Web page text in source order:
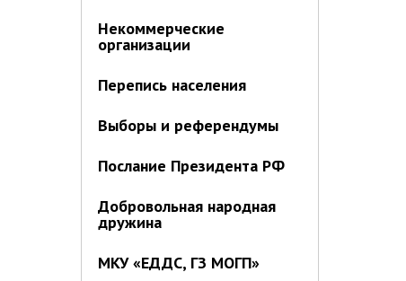
Некоммерческие
организации
Перепись населения
Выборы и референдумы
Послание Президента РФ
Добровольная народная
дружина
МКУ «ЕДДС, ГЗ МОГП»